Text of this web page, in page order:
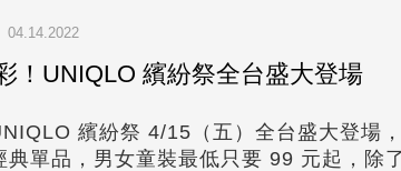
04.14.2022
！UNIQLO 繽紛祭全台盛大登場
繽紛祭 4/15（五）全台盛大登場
單品，男女童裝最低只要 99 元起，除